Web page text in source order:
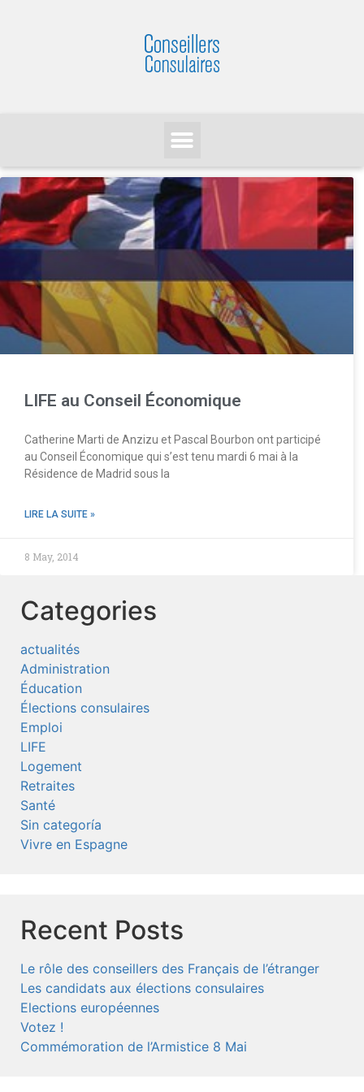
LIFE au Conseil Économique
Catherine Marti de Anzizu et Pascal Bourbon ont participé
au Conseil Économique qui s’est tenu mardi 6 mai à la
Résidence de Madrid sous la
LIRE LA SUITE »
8 May, 2014
Categories
actualités
Administration
Éducation
Élections consulaires
Emploi
LIFE
Logement
Retraites
Santé
Sin categoría
Vivre en Espagne
Recent Posts
Le rôle des conseillers des Français de l’étranger
Les candidats aux élections consulaires
Elections européennes
Votez !
Commémoration de l’Armistice 8 Mai